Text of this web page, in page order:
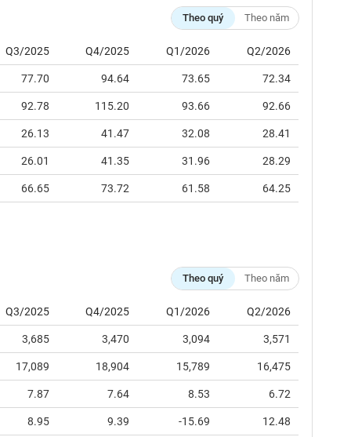
Theo quý Theo năm
Q3/2025 Q4/2025 Q1/2026 Q2/2026
77.70 94.64 73.65 72.34
92.78 115.20 93.66 92.66
26.13 41.47 32.08 28.41
26.01 41.35 31.96 28.29
66.65 73.72 61.58 64.25
Theo quý Theo năm
Q3/2025 Q4/2025 Q1/2026 Q2/2026
3,685 3,470 3,094 3,571
17,089 18,904 15,789 16,475
7.87 7.64 8.53 6.72
8.95 9.39 -15.69 12.48